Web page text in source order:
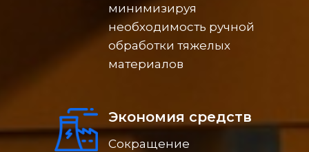
минимизируя
необходимость ручной
обработки тяжелых
материалов
Экономия средств
Сокращение